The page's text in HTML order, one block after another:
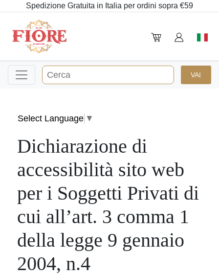
Spedizione Gratuita in Italia per ordini sopra €59
Select Language ▼
Dichiarazione di
accessibilità sito web
per i Soggetti Privati di
cui all’art. 3 comma 1
della legge 9 gennaio
2004, n.4